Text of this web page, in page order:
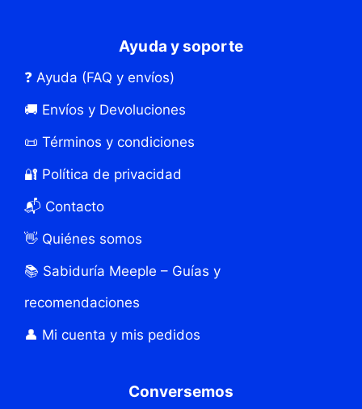
Ayuda y soporte
❓ Ayuda (FAQ y envíos)
🚚 Envíos y Devoluciones
📜 Términos y condiciones
🔐 Política de privacidad
📬 Contacto
👋 Quiénes somos
📚 Sabiduría Meeple – Guías y
recomendaciones
👤 Mi cuenta y mis pedidos
Conversemos